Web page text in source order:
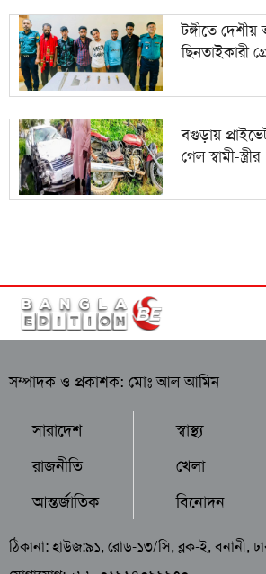
টঙ্গীতে দেশীয়
ছিনতাইকারী
বগুড়ায়
গেল স্বামী-স্ত্রীর
সম্পাদক ও প্রকাশক: মোঃ আল আমিন
সারাদেশ
রাজনীতি
আন্তর্জাতিক
স্বাস্থ্য
খেলা
বিনোদন
ঠিকানা: হাউজ:৯১, রোড-১৩/সি, ব্লক-ই, বনানী,